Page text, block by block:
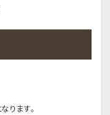
ります。